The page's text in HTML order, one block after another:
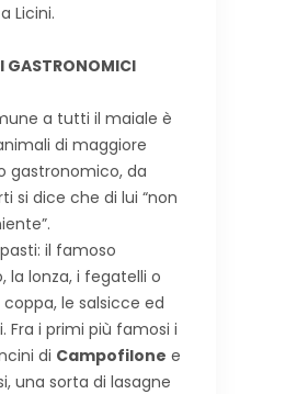
Licini.
GASTRONOMICI
a tutti il maiale è
di maggiore
gastronomico, da
si dice che di lui “non
il famoso
la lonza, i fegatelli o
le salsicce ed
Fra i primi più famosi i
di Campofilone e
una sorta di lasagne